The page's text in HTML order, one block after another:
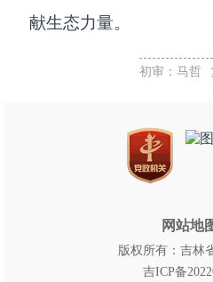
献生态力量。
初审：马哲
网站地
版权所有：吉林
吉ICP备